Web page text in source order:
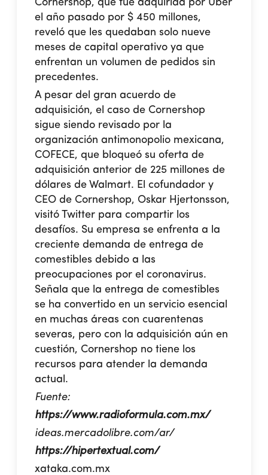
Cornershop, que fue adquirida por Uber
el año pasado por $ 450 millones,
reveló que les quedaban solo nueve
meses de capital operativo ya que
enfrentan un volumen de pedidos sin
precedentes.
A pesar del gran acuerdo de
adquisición, el caso de Cornershop
sigue siendo revisado por la
organización antimonopolio mexicana,
COFECE, que bloqueó su oferta de
adquisición anterior de 225 millones de
dólares de Walmart. El cofundador y
CEO de Cornershop, Oskar Hjertonsson,
visitó Twitter para compartir los
desafíos. Su empresa se enfrenta a la
creciente demanda de entrega de
comestibles debido a las
preocupaciones por el coronavirus.
Señala que la entrega de comestibles
se ha convertido en un servicio esencial
en muchas áreas con cuarentenas
severas, pero con la adquisición aún en
cuestión, Cornershop no tiene los
recursos para atender la demanda
actual.
Fuente:
https://www.radioformula.com.mx/
ideas.mercadolibre.com/ar/
https://hipertextual.com/
xataka.com.mx